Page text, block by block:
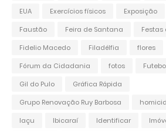
EUA
Exercícios físicos Exposição
Faustão
Feira de Santana
Festas
Fidelio Macedo
Filadélfia
flores
Fórum da Cidadania
fotos
Gil do Pulo
Gráfica Rápida
Grupo Renovação Ruy Barbosa
Iaçu
Ibicaraí Identificar